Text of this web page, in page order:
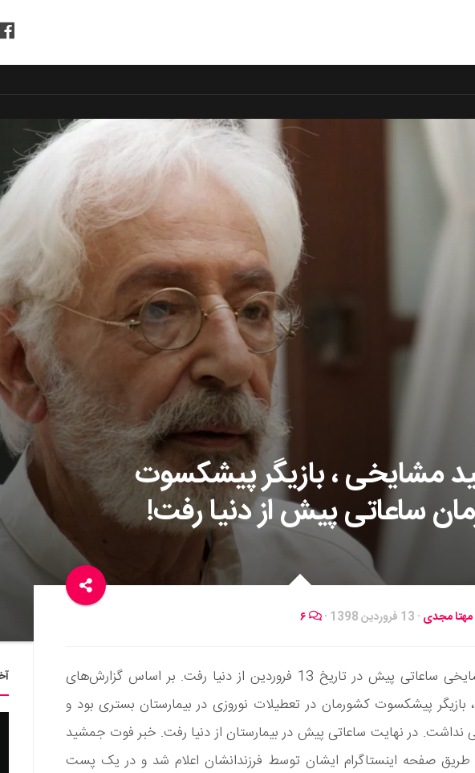
مشایخی ، بازیگر پیشکسوت
ساعاتی پیش از دنیا رفت!
مهتا مجدی · 13 فروردین 1398 ·
جمشید مشایخی ساعاتی پیش در تاریخ 13 فروردین از دنیا رفت. بر اساس گزارش‌های
بازیگر پیشکسوت کشورمان در تعطیلات نوروزی در بیمارستان بستری بود و
نداشت. در نهایت ساعاتی پیش در بیمارستان از دنیا رفت. خبر فوت جمشید
صفحه اینستاگرام ایشان توسط فرزندانشان اعلام شد و در یک پست